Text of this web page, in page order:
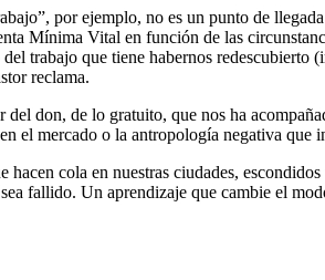
por ejemplo, no es un punto de
Mínima Vital en función de las
trabajo que tiene habernos
reclama.
don, de lo gratuito, que nos ha
el mercado o la antropología negativa que
hacen cola en nuestras ciudades,
fallido. Un aprendizaje que cambie el